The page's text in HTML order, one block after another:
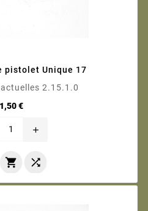
pistolet Unique 17
Photos contractuelles 2.15.1.0
1,50 €Prix
add
 